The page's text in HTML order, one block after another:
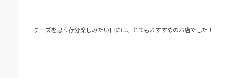
チーズを思う存分楽しみたい日には、とてもおすすめのお店でした！